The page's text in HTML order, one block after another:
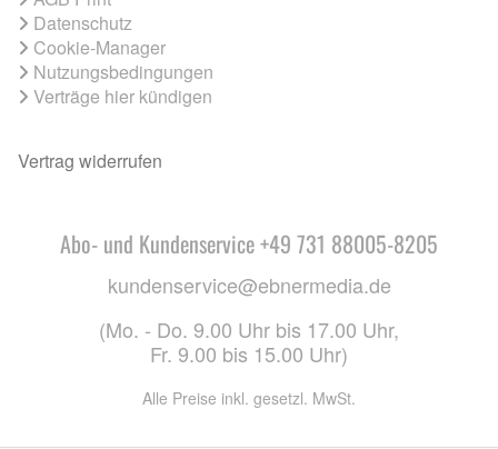
Datenschutz
Cookie-Manager
Nutzungsbedingungen
Verträge hier kündigen
Vertrag widerrufen
Abo- und Kundenservice +49 731 88005-8205
kundenservice@ebnermedia.de
(Mo. - Do. 9.00 Uhr bis 17.00 Uhr,
Fr. 9.00 bis 15.00 Uhr)
Alle Preise inkl. gesetzl. MwSt.